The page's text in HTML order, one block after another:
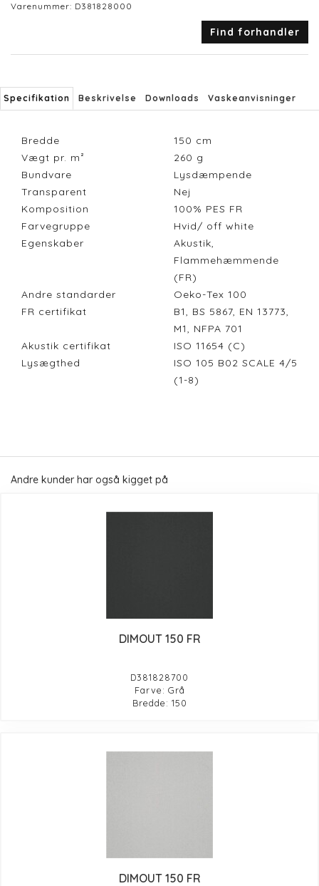
Varenummer: D381828000
Find forhandler
Specifikation Beskrivelse Downloads Vaskeanvisninger
Bredde 150 cm
Vægt pr. m²
260 g
Bundvare
Lysdæmpende
Transparent
Nej
Komposition
100% PES FR
Farvegruppe
Hvid/ off white
Egenskaber
Akustik,
Flammehæmmende
(FR)
Andre standarder
Oeko-Tex 100
FR certifikat
B1, BS 5867, EN 13773,
M1, NFPA 701
Akustik certifikat
ISO 11654 (C)
Lysægthed
ISO 105 B02 SCALE 4/5
(1-8)
Andre kunder har også kigget på
DIMOUT 150 FR
D381828700
Farve: Grå
Bredde: 150
DIMOUT 150 FR